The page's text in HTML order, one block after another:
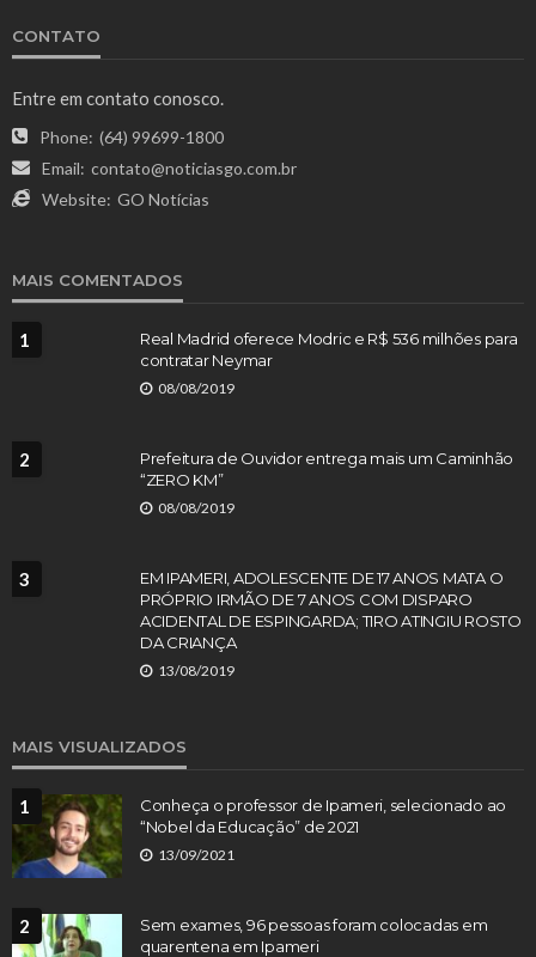
CONTATO
Entre em contato conosco.
Phone: (64) 99699-1800
Email: contato@noticiasgo.com.br
Website: GO Notícias
MAIS COMENTADOS
1
Real Madrid oferece Modric e R$ 536 milhões para
contratar Neymar
08/08/2019
2
Prefeitura de Ouvidor entrega mais um Caminhão
“ZERO KM”
08/08/2019
3
EM IPAMERI, ADOLESCENTE DE 17 ANOS MATA O
PRÓPRIO IRMÃO DE 7 ANOS COM DISPARO
ACIDENTAL DE ESPINGARDA; TIRO ATINGIU ROSTO
DA CRIANÇA
13/08/2019
MAIS VISUALIZADOS
1
Conheça o professor de Ipameri, selecionado ao
“Nobel da Educação” de 2021
13/09/2021
2
Sem exames, 96 pessoas foram colocadas em
quarentena em Ipameri